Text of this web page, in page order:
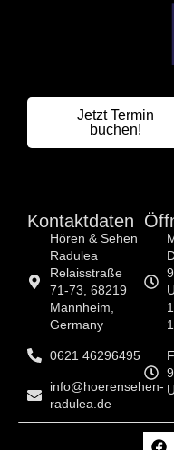
Jetzt Termin
buchen!
Kon­tak­t­dat­en
Hören & Sehen
Radulea
Relaisstraße
71-73, 68219
Mannheim,
Germany
0621 46296495
info@hoerensehen-
radulea.de